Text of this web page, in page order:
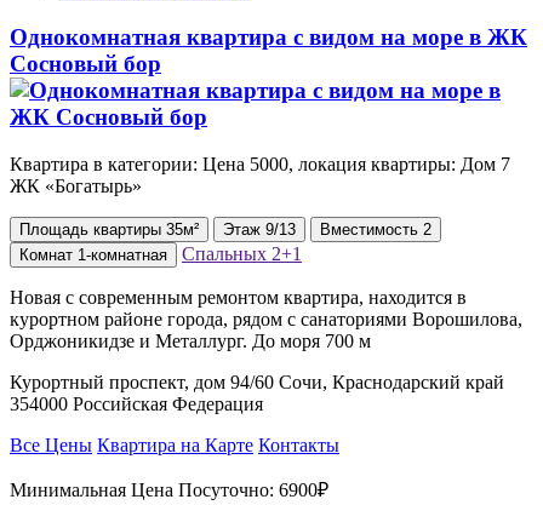
Однокомнатная квартира с видом на море в ЖК
Сосновый бор
Квартира в категории: Цена 5000, локация квартиры: Дом 7
ЖК «Богатырь»
Площадь квартиры 35м² Этаж 9/13 Вместимость 2
Комнат 1-комнатная Спальных 2+1
Новая с современным ремонтом квартира, находится в
курортном районе города, рядом с санаториями Ворошилова,
Орджоникидзе и Металлург. До моря 700 м
Курортный проспект, дом 94/60 Сочи, Краснодарский край
354000 Российская Федерация
Все Цены Квартира на Карте Контакты
Минимальная Цена Посуточно: 6900₽